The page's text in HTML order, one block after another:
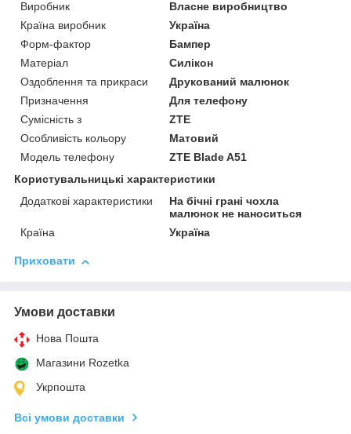
Виробник
Власне виробництво
Країна виробник
Україна
Форм-фактор
Бампер
Матеріал
Силікон
Оздоблення та прикраси
Друкований малюнок
Призначення
Для телефону
Сумісність з
ZTE
Особливість кольору
Матовий
Модель телефону
ZTE Blade A51
Користувальницькі характеристики
Додаткові характеристики
На бічні грані чохла
малюнок не наноситься
Країна
Україна
Приховати
Умови доставки
Нова Пошта
Магазини Rozetka
Укрпошта
Всі умови доставки